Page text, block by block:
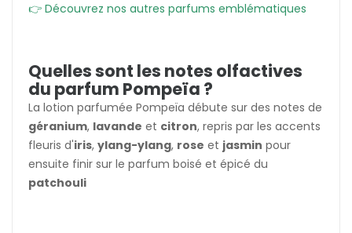
👉 Découvrez nos autres parfums emblématiques
Quelles sont les notes olfactives
du parfum Pompeïa ?
La lotion parfumée Pompeïa débute sur des notes de
géranium, lavande et citron, repris par les accents
fleuris d'iris, ylang-ylang, rose et jasmin pour
ensuite finir sur le parfum boisé et épicé du
patchouli